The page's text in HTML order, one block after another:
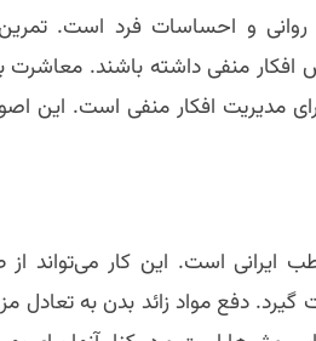
و احساسات فرد است.
افکار منفی داشته باشند. معاشرت
مدیریت افکار منفی است. این
ایرانی است. این کار می‌تواند
دفع مواد زائد بدن به تعادل